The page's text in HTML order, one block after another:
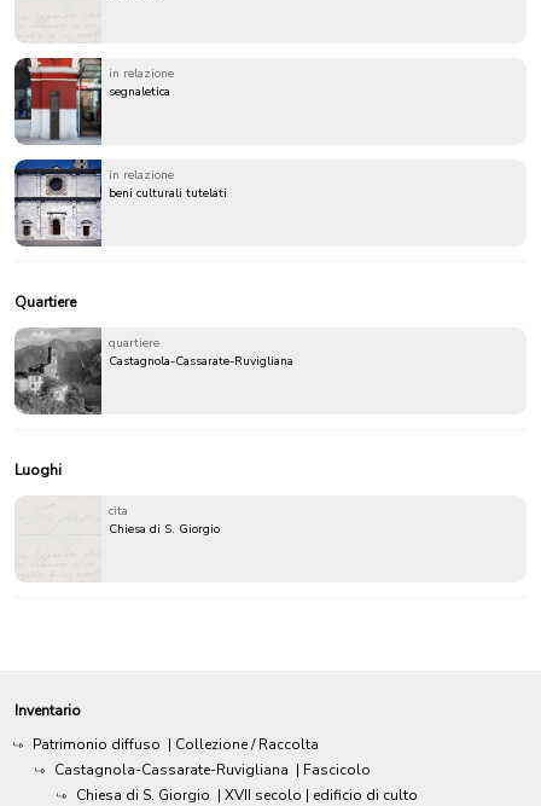
in relazione
segnaletica
in relazione
beni culturali tutelati
Quartiere
quartiere
Castagnola-Cassarate-Ruvigliana
Luoghi
cita
Chiesa di S. Giorgio
Inventario
Patrimonio diffuso | Collezione / Raccolta
Castagnola-Cassarate-Ruvigliana | Fascicolo
Chiesa di S. Giorgio | XVII secolo | edificio di culto